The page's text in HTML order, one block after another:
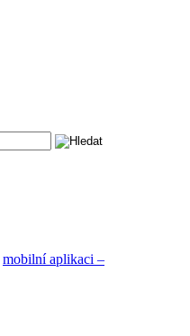
mobilní aplikaci –